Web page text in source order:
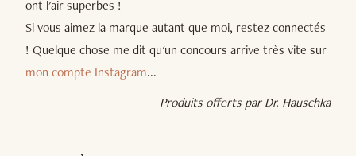
ont l'air superbes !
Si vous aimez la marque autant que moi, restez connectés
! Quelque chose me dit qu'un concours arrive très vite sur
mon compte Instagram...
Produits offerts par Dr. Hauschka